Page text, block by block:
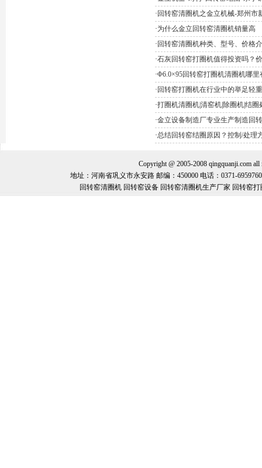
· 回转窑清圈机之金立机械-郑州市
·为什么金立回转窑清圈机销量高
· 回转窑清圈机种类、型号、价格
·石灰回转窑打圈机值得投资吗？
·Φ6.0×95回转窑打圈机清圈机哪里
· 回转窑打圈机在行业中的举足轻
·打圈机清圈机|清窑机|除圈机|结
·金立设备制造厂专业生产制造回
·总结回转窑结圈原因？控制/处理
Copyright @ 2005-2008 qingquanji.com
地址：河南省巩义市永安路 邮编：450000 电话：0371-
回转窑清圈机 回转窑设备 回转窑清圈机生产厂家 回转窑